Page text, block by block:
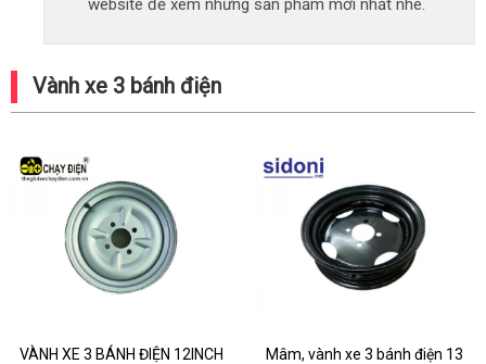
website để xem những sản phẩm mới nhất nhé.
Vành xe 3 bánh điện
VÀNH XE 3 BÁNH ĐIỆN 12INCH Mâm, vành xe 3 bánh điện 13